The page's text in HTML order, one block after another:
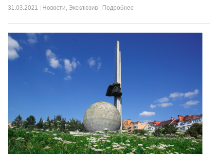
31.03.2021 Новости, Эксклюзив Подробнее